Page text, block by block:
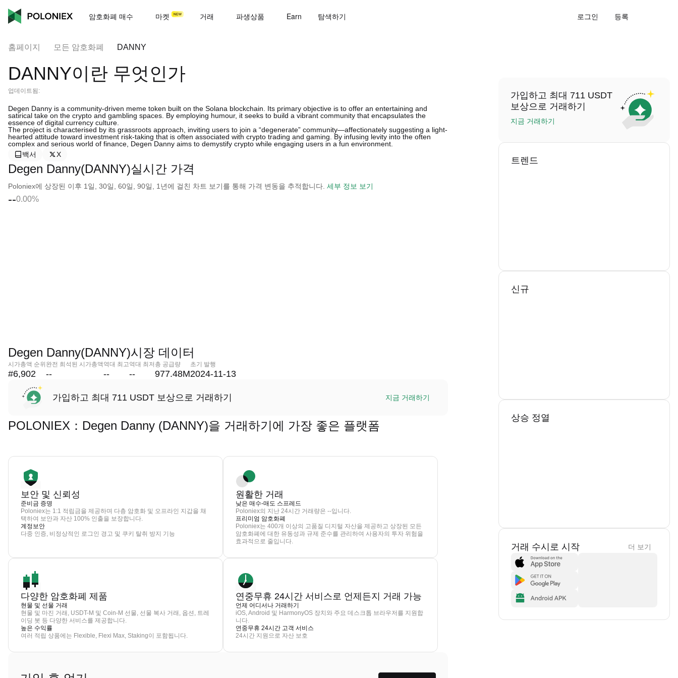
암호화폐 매수 마켓 거래 파생상품 Earn 탐색하기 로그인 등록
홈페이지 모든 암호화폐 DANNY
DANNY이란 무엇인가
업데이트됨:
Degen Danny is a community-driven meme token built on the Solana blockchain. Its primary objective is to offer an entertaining and
satirical take on the crypto and gambling spaces. By employing humour, it seeks to build a vibrant community that encapsulates the
essence of digital currency culture.
The project is characterised by its grassroots approach, inviting users to join a “degenerate” community—affectionately suggesting a light-
hearted attitude toward investment risk-taking that is often associated with crypto trading and gaming. By infusing levity into the often
complex and serious world of finance, Degen Danny aims to demystify crypto while engaging users in a fun environment.
백서
X
Degen Danny(DANNY)실시간 가격
Poloniex에 상장된 이후 1일, 30일, 60일, 90일, 1년에 걸친 차트 보기를 통해 가격 변동을 추적합니다. 세부 정보 보기
--0.00%
Degen Danny(DANNY)시장 데이터
시가총액 순위
#6,902
완전 희석된 시가총액
--
역대 최고
--
역대 최저
--
총 공급량
977.48M
초기 발행
2024-11-13
가입하고 최대 711 USDT 보상으로 거래하기 지금 거래하기
POLONIEX：Degen Danny (DANNY)을 거래하기에 가장 좋은 플랫폼
보안 및 신뢰성
준비금 증명
Poloniex는 1:1 적립금을 제공하며 다층 암호화 및 오프라인 지갑을 채
택하여 보안과 자산 100% 인출을 보장합니다.
계정보안
다중 인증, 비정상적인 로그인 경고 및 쿠키 탈취 방지 기능
원활한 거래
낮은 매수-매도 스프레드
Poloniex의 지난 24시간 거래량은 --입니다.
프리미엄 암호화폐
Poloniex는 400개 이상의 고품질 디지털 자산을 제공하고 상장된 모든
암호화폐에 대한 유동성과 규제 준수를 관리하여 사용자의 투자 위험을
효과적으로 줄입니다.
다양한 암호화폐 제품
현물 및 선물 거래
현물 및 마진 거래, USDT-M 및 Coin-M 선물, 선물 복사 거래, 옵션, 트레
이딩 봇 등 다양한 서비스를 제공합니다.
높은 수익률
여러 적립 상품에는 Flexible, Flexi Max, Staking이 포함됩니다.
연중무휴 24시간 서비스로 언제든지 거래 가능
언제 어디서나 거래하기
iOS, Android 및 HarmonyOS 장치와 주요 데스크톱 브라우저를 지원합
니다.
연중무휴 24시간 고객 서비스
24시간 지원으로 자산 보호
가입하고 최대 711 USDT
보상으로 거래하기
지금 거래하기
트렌드
신규
상승 정열
거래 수시로 시작 더 보기